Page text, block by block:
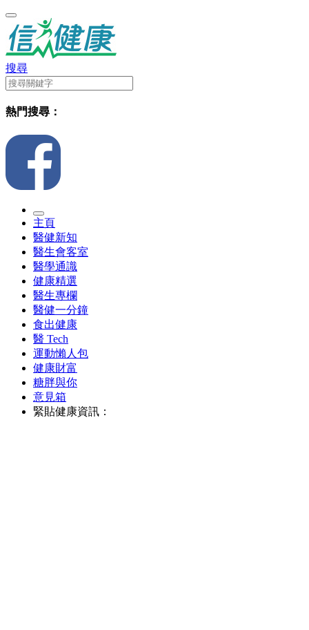
搜尋
熱門搜尋：
主頁
醫健新知
醫生會客室
醫學通識
健康精選
醫生專欄
醫健一分鐘
食出健康
醫 Tech
運動懶人包
健康財富
糖胖與你
意見箱
緊貼健康資訊：